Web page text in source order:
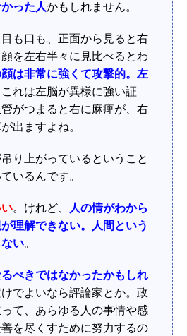
った人かもしれません。
も口も、正面から見ると右
を左右半々に見比べるとわ
は非常に強くて攻撃的。左
これは左脳が異様に強い証
がつまると右に麻痺が、右
出ますよね。
り上がっているということ
いるんです。
。けれど、
人の情がわから
理解できない。人間という
い。
べきではなかったかもしれ
でよいなら評論家とか。政
て、あらゆる人の事情や感
を尽くすために努力するの